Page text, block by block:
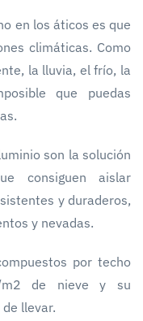
en los áticos es que
climáticas. Como
la lluvia, el frío, la
que puedas
son la solución
consiguen aislar
y duraderos,
y nevadas.
por techo
m2 de nieve y su
llevar.